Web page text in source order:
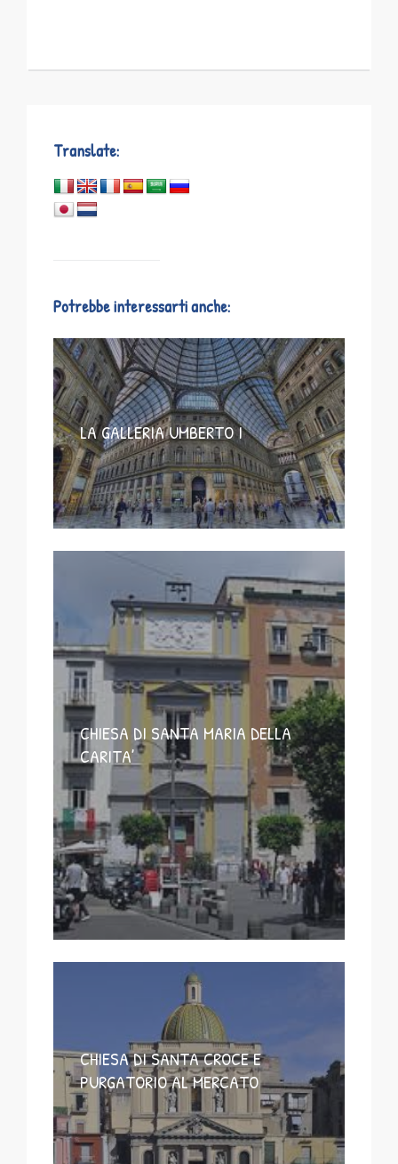
Translate:
Potrebbe interessarti anche:
LA GALLERIA UMBERTO I
CHIESA DI SANTA MARIA DELLA
CARITA’
CHIESA DI SANTA CROCE E
PURGATORIO AL MERCATO